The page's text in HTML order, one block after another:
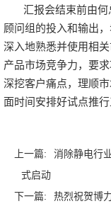
汇报会结束前由
顾问组的投入和输出
深入地熟悉并使用相
产品市场竞争力，要
深挖客户痛点，理顺
面时间安排好试点推行
上一篇:
消除静电行
式启动
下一篇:
热烈祝贺博